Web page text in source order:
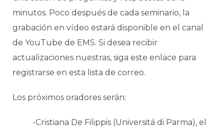
minutos. Poco después de cada seminario, la
grabación en vídeo estará disponible en el canal
de YouTube de EMS. Si desea recibir
actualizaciones nuestras, siga este enlace para
registrarse en esta lista de correo.
Los próximos oradores serán:
-Cristiana De Filippis (Universitá di Parma), el